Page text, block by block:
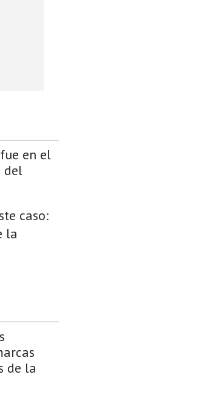
en el
del
caso:
la
de la